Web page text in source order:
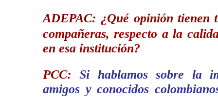
ADEPAC: ¿Qué opinión tienen
compañeras, respecto a la
en esa institución?
PCC:Si hablamos sobre la
amigos y conocidos